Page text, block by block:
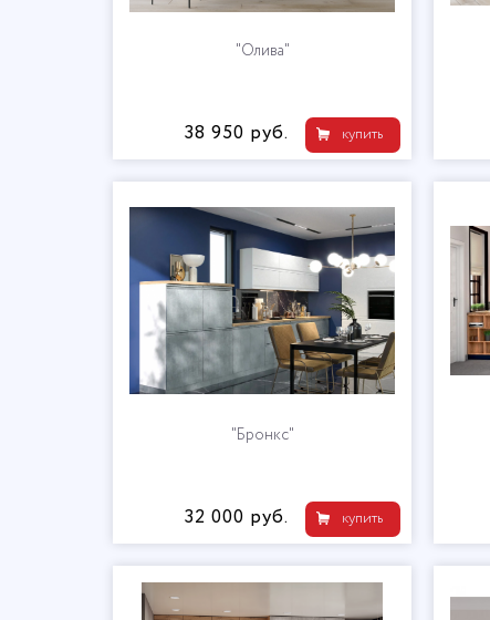
"Олива"
купить
38 950 руб.
"Бронкс"
купить
32 000 руб.